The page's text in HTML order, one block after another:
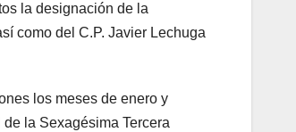
la designación de la
como del C.P. Javier Lechuga
los meses de enero y
la Sexagésima Tercera